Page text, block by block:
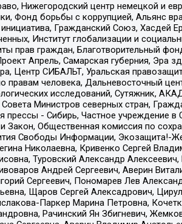
Нижегородский центр немецкой и
Фонд борьбы с коррупцией,
Гражданский Союз, Хасдей
Институт глобализации и
прав граждан, Благотворительный
Апрель, Самарская губерния,
Центр СИБАЛЬТ, Уральская
правам человека, Дальневосточный
исследований, Сутяжник,
Министров северных стран,
- Сибирь, Частное учреждение
Закон, Общественная комиссия по
Свободы Информации, Экозащита!-
Николаевна, Кривенко Сергей
Туровский Александр
Андрей Сергеевич, Аверин
Сергеевич, Пономарев Лев
Щаров Сергей Алексадрович,
Паркер Марина Петровна,
Рачинский Ян Збигневич,